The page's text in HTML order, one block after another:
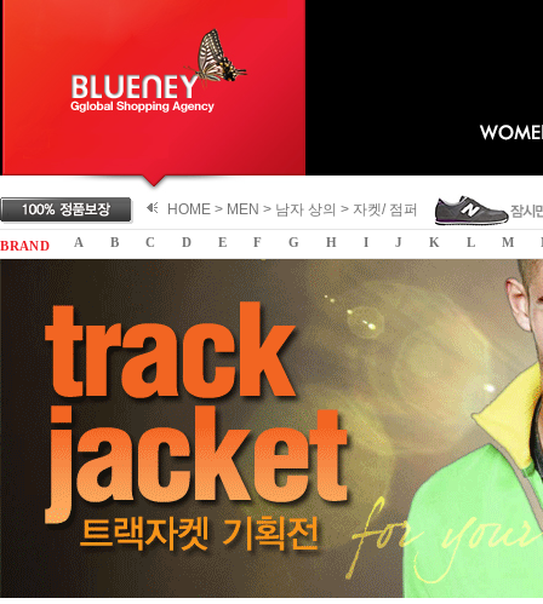
HOME > MEN > 남자 상의 > 자켓/ 점퍼
B R A N D A B C D E F G H I J K L M